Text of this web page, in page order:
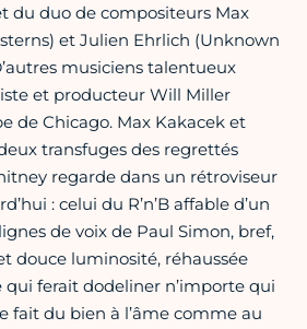
du duo de compositeurs Max
et Julien Ehrlich (Unknown
musiciens talentueux
et producteur Will Miller
de Chicago. Max Kakacek et
transfuges des regrettés
regarde dans un rétroviseur
: celui du R’n’B affable d’un
de voix de Paul Simon, bref,
douce luminosité, réhaussée
qui ferait dodeliner n’importe qui
fait du bien à l’âme comme au